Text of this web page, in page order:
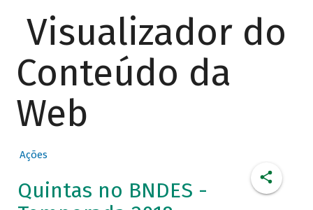
Visualizador do
Conteúdo da
Web
Ações
Quintas no BNDES -